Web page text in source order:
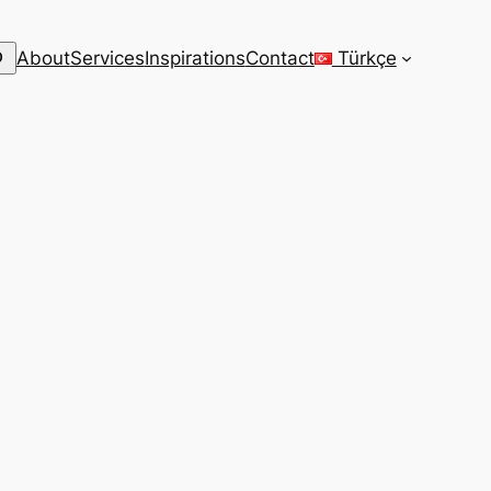
AboutServicesInspirationsContact Türkçe